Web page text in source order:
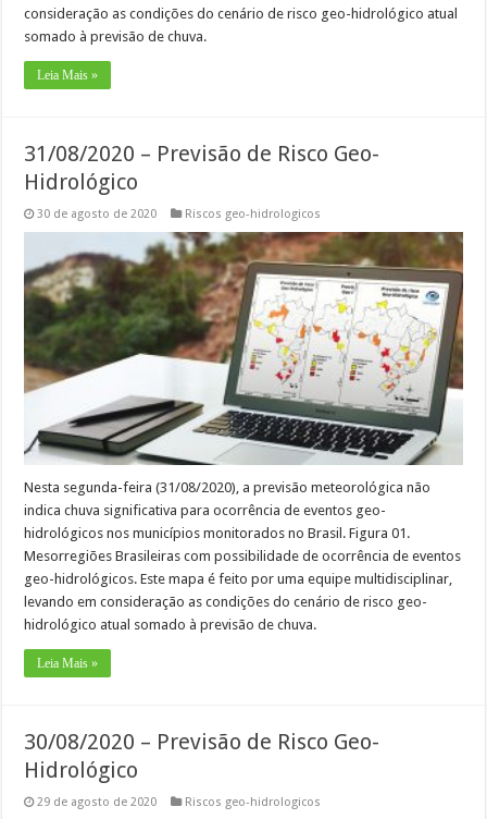
consideração as condições do cenário de risco geo-hidrológico atual
somado à previsão de chuva.
Leia Mais »
31/08/2020 – Previsão de Risco Geo-
Hidrológico
30 de agosto de 2020 Riscos geo-hidrologicos
Nesta segunda-feira (31/08/2020), a previsão meteorológica não
indica chuva significativa para ocorrência de eventos geo-
hidrológicos nos municípios monitorados no Brasil. Figura 01.
Mesorregiões Brasileiras com possibilidade de ocorrência de eventos
geo-hidrológicos. Este mapa é feito por uma equipe multidisciplinar,
levando em consideração as condições do cenário de risco geo-
hidrológico atual somado à previsão de chuva.
Leia Mais »
30/08/2020 – Previsão de Risco Geo-
Hidrológico
29 de agosto de 2020 Riscos geo-hidrologicos